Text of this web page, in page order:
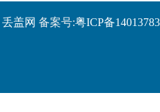
丢盖网 备案号:粤ICP备